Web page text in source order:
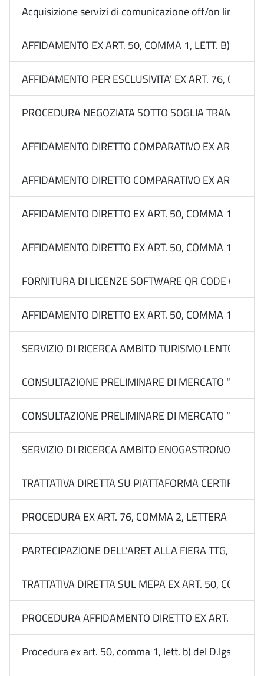
Acquisizione servizi di comunicazione off/on line
AFFIDAMENTO EX ART. 50, COMMA 1, LETT. B) DEL
AFFIDAMENTO PER ESCLUSIVITA’ EX ART. 76,
PROCEDURA NEGOZIATA SOTTO SOGLIA TRAMITE
AFFIDAMENTO DIRETTO COMPARATIVO EX ART.
AFFIDAMENTO DIRETTO COMPARATIVO EX ART. 50,
AFFIDAMENTO DIRETTO EX ART. 50, COMMA 1,
AFFIDAMENTO DIRETTO EX ART. 50, COMMA 1,
FORNITURA DI LICENZE SOFTWARE QR CODE
AFFIDAMENTO DIRETTO EX ART. 50, COMMA 1,
SERVIZIO DI RICERCA AMBITO TURISMO LENTO, IN
CONSULTAZIONE PRELIMINARE DI MERCATO
CONSULTAZIONE PRELIMINARE DI MERCATO
SERVIZIO DI RICERCA AMBITO ENOGASTRONOMIA E
TRATTATIVA DIRETTA SU PIATTAFORMA
PROCEDURA EX ART. 76, COMMA 2, LETTERA B)
PARTECIPAZIONE DELL’ARET ALLA FIERA TTG,
TRATTATIVA DIRETTA SUL MEPA EX ART. 50,
PROCEDURA AFFIDAMENTO DIRETTO EX ART. 50,
Procedura ex art. 50, comma 1, lett. b) del D.lgs. n.